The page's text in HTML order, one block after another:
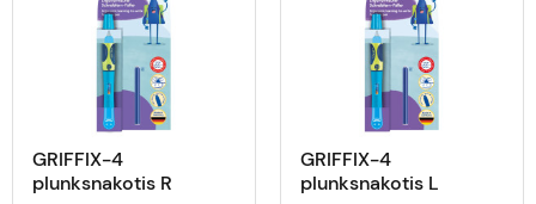
GRIFFIX-4
plunksnakotis R
GRIFFIX-4
plunksnakotis L